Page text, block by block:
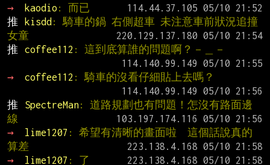
→
kaodio : 而已
推
kisdd : 騎車的鍋 右側超車 未注意車前狀況追撞
女童
推
coffee112 : 這到底算誰的問題啊？－＿－
→
coffee112 : 騎車的沒看仔細貼上去嗎？
推
SpectreMan: 道路規劃也有問題！怎沒有路面邊
線
→
lime1207 : 希望有清晰的畫面啦  這個話說真的
算差
→
lime1207 : 了